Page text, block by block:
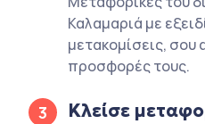
Καλαμαριά με
μετακομίσεις, σου
προσφορές τους.
3 Κλείσε